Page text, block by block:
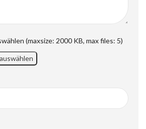
(maxsize: 2000 KB, max files: 5)